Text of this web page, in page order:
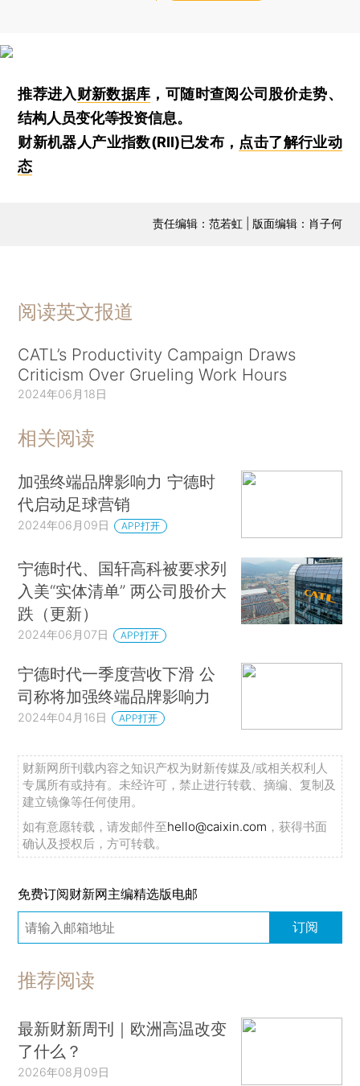
推荐进入财新数据库 ，可随时查阅公司股价走势、
结构人员变化等投资信息。
财新机器人产业指数(RII)已发布， 点击了解行业动
态
责任编辑：范若虹 | 版面编辑：肖子何
阅读英文报道
CATL’s Productivity Campaign Draws
Criticism Over Grueling Work Hours
2024年06月18日
相关阅读
加强终端品牌影响力 宁德时
代启动足球营销
2024年06月09日 APP打开
宁德时代、国轩高科被要求列
入美“实体清单” 两公司股价大
跌（更新）
2024年06月07日 APP打开
宁德时代一季度营收下滑 公
司称将加强终端品牌影响力
2024年04月16日 APP打开
财新网所刊载内容之知识产权为财新传媒及/或相关权利人
专属所有或持有。未经许可，禁止进行转载、摘编、复制及
建立镜像等任何使用。
如有意愿转载，请发邮件至hello@caixin.com ，获得书面
确认及授权后，方可转载。
免费订阅财新网主编精选版电邮
订阅
推荐阅读
最新财新周刊｜欧洲高温改变
了什么？
2026年08月09日